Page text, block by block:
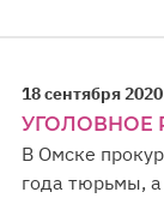
18 сентября 2020
УГОЛОВНОЕ
В Омске
года тюрьмы, а